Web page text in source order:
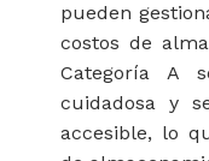
pueden
costos de
Categoría A
cuidadosa y
accesible, lo